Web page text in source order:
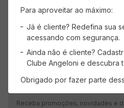
Carregando avaliações…
CADASTRE-SE
Receba promoções, novidades e
Para aproveitar ao máximo:
Já é cliente? Redefina sua
acessando com segurança.
Ainda não é cliente?
Clube Angeloni e descubra
Obrigado por fazer parte